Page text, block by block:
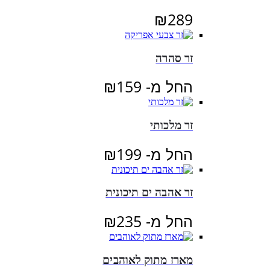
₪289
זר סהרה
החל מ- ₪159
זר מלכותי
החל מ- ₪199
זר אהבה ים תיכונית
החל מ- ₪235
מארז מתוק לאוהבים